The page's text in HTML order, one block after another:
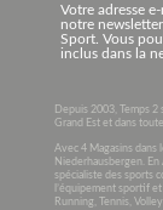
Votre adresse
notre
Sport. Vous
inclus dans la
Depuis 2003, Temps
Grand Est et dans toute
Avec 4 Magasins dans
Niederhausbergen. En
spécialiste des sports
l’équipement sportif
Running, Tennis,